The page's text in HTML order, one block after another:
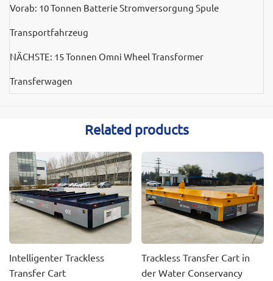
Vorab: 10 Tonnen Batterie Stromversorgung Spule
Transportfahrzeug
NÄCHSTE: 15 Tonnen Omni Wheel Transformer
Transferwagen
Related products
Intelligenter Trackless
Transfer Cart
Trackless Transfer Cart in
der Water Conservancy